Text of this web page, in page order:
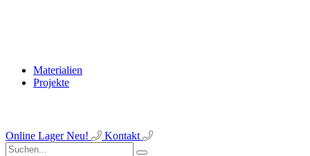
Materialien
Projekte
Online LagerNeu! Kontakt